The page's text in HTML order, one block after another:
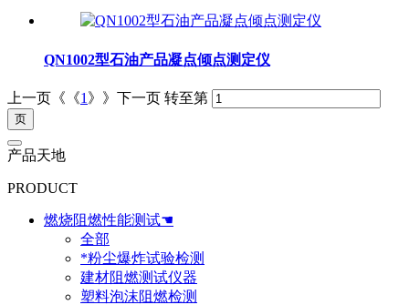
QN1002型石油产品凝点倾点测定仪
上一页《《1 》》下一页 转至第
产品天地
PRODUCT
燃烧阻燃性能测试☚
全部
*粉尘爆炸试验检测
建材阻燃测试仪器
塑料泡沫阻燃检测